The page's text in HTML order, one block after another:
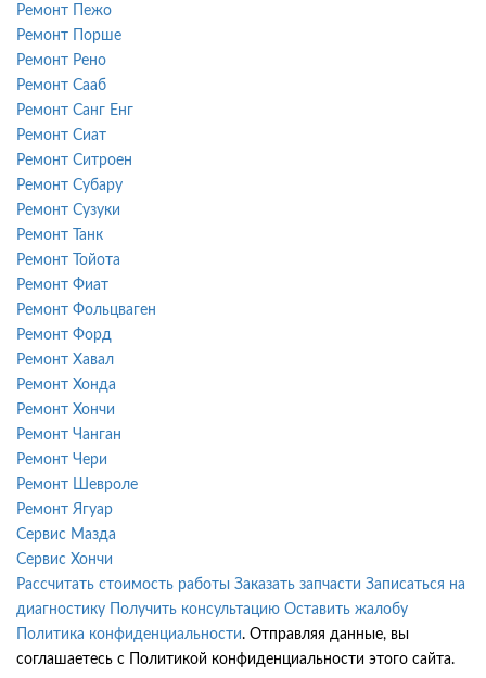
Ремонт Пежо
Ремонт Порше
Ремонт Рено
Ремонт Сааб
Ремонт Санг Енг
Ремонт Сиат
Ремонт Ситроен
Ремонт Субару
Ремонт Сузуки
Ремонт Танк
Ремонт Тойота
Ремонт Фиат
Ремонт Фольцваген
Ремонт Форд
Ремонт Хавал
Ремонт Хонда
Ремонт Хончи
Ремонт Чанган
Ремонт Чери
Ремонт Шевроле
Ремонт Ягуар
Сервис Мазда
Сервис Хончи
Рассчитать стоимость работы Заказать запчасти Записаться на
диагностику
Получить консультацию Оставить жалобу
Политика конфиденциальности. Отправляя данные, вы
соглашаетесь с Политикой конфиденциальности этого сайта.